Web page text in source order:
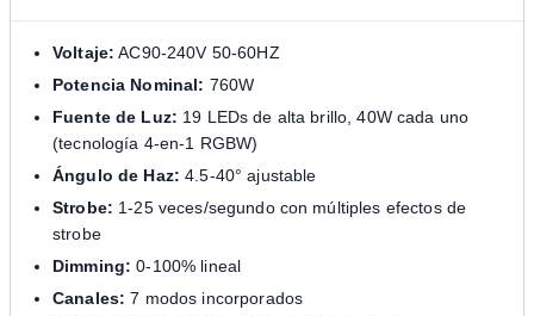
Voltaje: AC90-240V 50-60HZ
Potencia Nominal: 760W
Fuente de Luz: 19 LEDs de alta brillo, 40W cada uno
(tecnología 4-en-1 RGBW)
Ángulo de Haz: 4.5-40° ajustable
Strobe: 1-25 veces/segundo con múltiples efectos de
strobe
Dimming: 0-100% lineal
Canales: 7 modos incorporados